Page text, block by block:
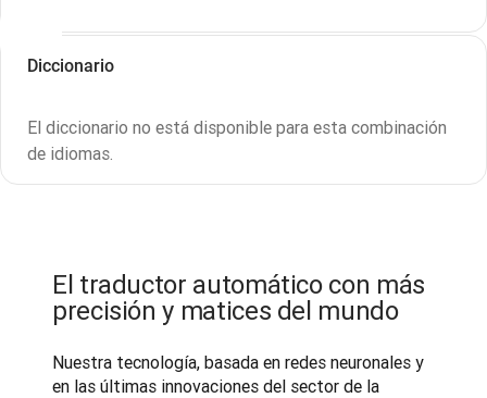
Diccionario
El diccionario no está disponible para esta combinación
de idiomas.
El traductor automático con más
precisión y matices del mundo
Nuestra tecnología, basada en redes neuronales y
en las últimas innovaciones del sector de la